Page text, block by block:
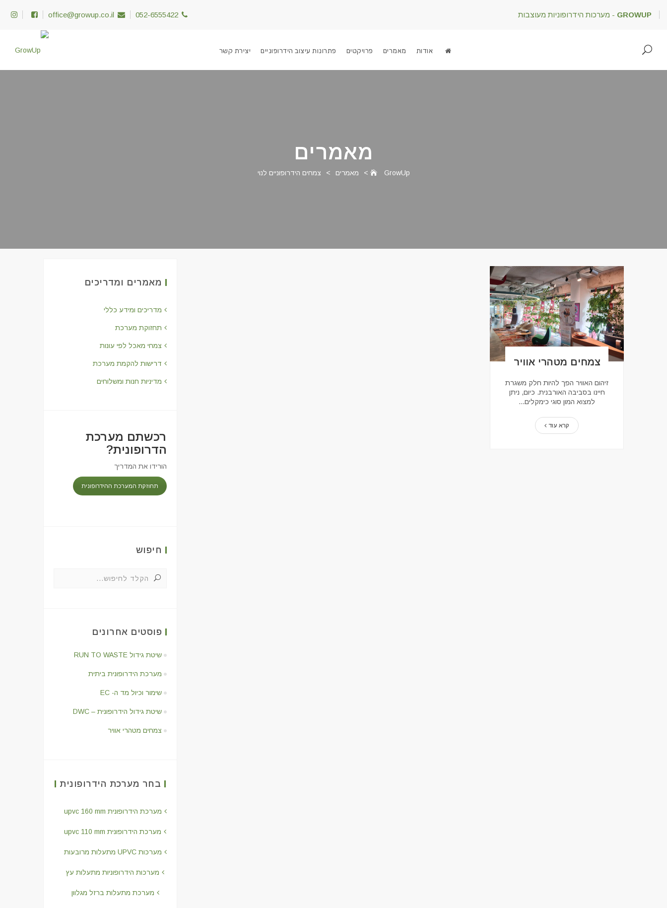
office@growup.co.il 052-6555422 GROWUP - מערכות הידרופוניות מעוצבות
אודות מאמרים פרויקטים פתרונות עיצוב הידרופוניים יצירת קשר
מאמרים
GrowUp
> מאמרים > צמחים הידרופוניים לנוי
צמחים מטהרי אוויר
זיהום האוויר הפך להיות חלק משגרת
חיינו בסביבה האורבנית. כיום, ניתן
למצוא המון סוגי כימקלים...
קרא עוד
מאמרים ומדריכים
מדריכים ומידע כללי
תחזוקת מערכת
צמחי מאכל לפי עונות
דרישות להקמת מערכת
מדיניות חנות ומשלוחים
רכשתם מערכת
הדרופונית?
הורידו את המדריך
תחוזקת המערכת ההידרופונית
חיפוש
פוסטים אחרונים
שיטת גידול RUN TO WASTE
מערכת הידרופונית ביתית
שימור וכיול מד ה- EC
שיטת גידול הידרופונית – DWC
צמחים מטהרי אוויר
בחר מערכת הידרופונית
מערכת הידרופונית upvc 160 mm
מערכת הידרופונית upvc 110 mm
מערכות UPVC מתעלות מרובעות
מערכות הידרופוניות מתעלות עץ
מערכת מתעלות ברזל מגלוון